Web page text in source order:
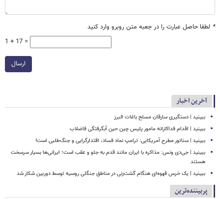
* لطفا حاصل عبارت را در جعبه متن روبرو وارد کنید
1 + 17 =
ارسال
آخرین اخبار
ببینید | دستگیری سارقان مسلح باغات البرز
ببینید | اقدام فداکارانه مامور پلیس چین حین آبگرفتگی فاضلاب
ببینید | سناتور مطرح آمریکایی: ترامپ نماد فساد، اقتدارگرایی و جنگ‌طلبی است!
ببینید | جی‌دی ونس: مذاکره با ایران مانند قدم به جلو و عقب است؛ ایرانی‌ها بسیار سرسخت
هستند
ببینید | یک خرس قهوه‌ای هنگام گشت‌زنی در مناطق جنگلی روسیه توسط دوربین شکار شد
پربیننده‌ترین